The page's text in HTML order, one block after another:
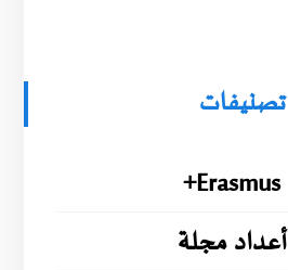
تصنيفات
Erasmus+
أعداد مجلة